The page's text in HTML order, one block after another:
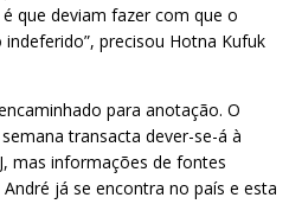
que deviam fazer com que o
precisou Hotna Kufuk
para anotação. O
transacta dever-se-á à
mas informações de fontes
já se encontra no país e esta